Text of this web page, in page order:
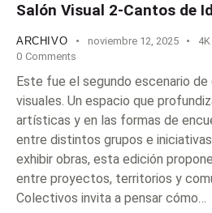
Salón Visual 2-Cantos de
ARCHIVO noviembre 12, 2025 4K
0 Comments
Este fue el segundo escenario
visuales. Un espacio que
artísticas y en las formas de
entre distintos grupos e
exhibir obras, esta edición
entre proyectos, territorios y
Colectivos invita a pensar cómo…